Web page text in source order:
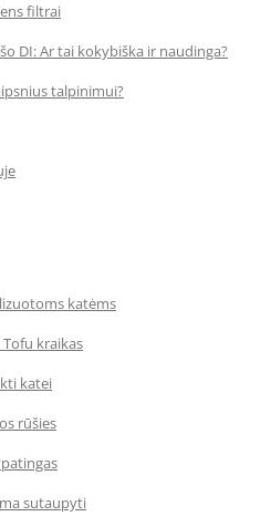
filtrai
DI: Ar tai kokybiška ir naudinga?
talpinimui?
katėms
kraikas
katei
rūšies
sutaupyti